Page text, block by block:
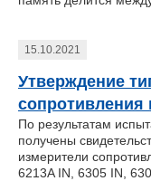
15.10.2021
Утверждение
сопротивления
По результатам
получены
измерители
6213A IN, 6305 IN,